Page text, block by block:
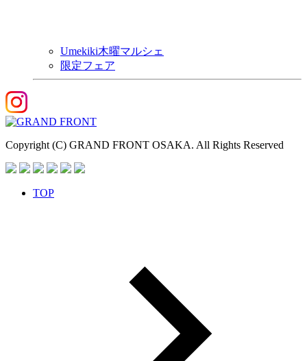
Umekiki木曜マルシェ
限定フェア
Copyright (C) GRAND FRONT OSAKA. All Rights Reserved
TOP